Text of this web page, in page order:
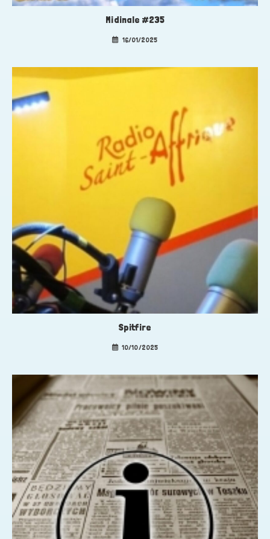
Midinale #235
16/01/2025
Spitfire
10/10/2025